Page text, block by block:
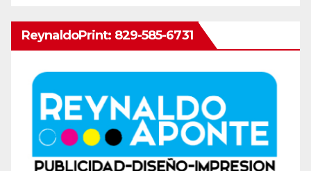
ReynaldoPrint: 829-585-6731